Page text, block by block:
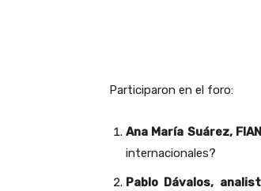
Participaron en el foro:
Ana María Suárez,
internacionales?
Pablo Dávalos,